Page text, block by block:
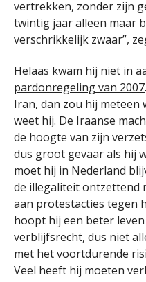
vertrekken, zonder zijn
twintig jaar alleen maar
verschrikkelijk zwaar”,
Helaas kwam hij niet in
pardonregeling van 2007
Iran, dan zou hij meteen
weet hij. De Iraanse
de hoogte van zijn
dus groot gevaar als hij
moet hij in Nederland
de illegaliteit ontzettend
aan protestacties tegen
hoopt hij een beter
verblijfsrecht, dus niet
met het voortdurende
Veel heeft hij moeten